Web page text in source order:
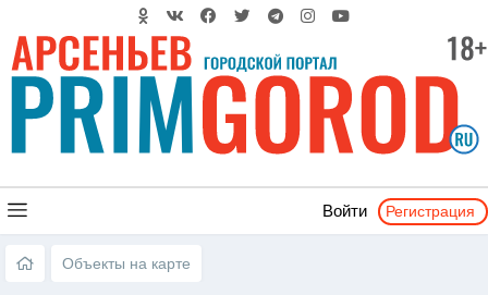
Войти Регистрация
Объекты на карте